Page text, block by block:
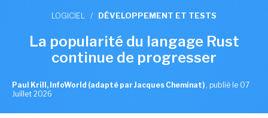
LOGICIEL / DÉVELOPPEMENT ET TESTS
La popularité du langage Rust
continue de progresser
Paul Krill, InfoWorld (adapté par Jacques Cheminat) , publié le 07
Juillet 2026